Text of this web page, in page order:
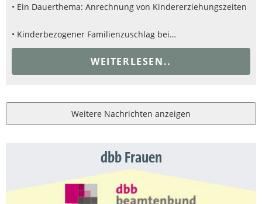
• Ein Dauerthema: Anrechnung von Kindererziehungszeiten
• Kinderbezogener Familienzuschlag bei…
WEITERLESEN..
Weitere Nachrichten anzeigen
dbb Frauen